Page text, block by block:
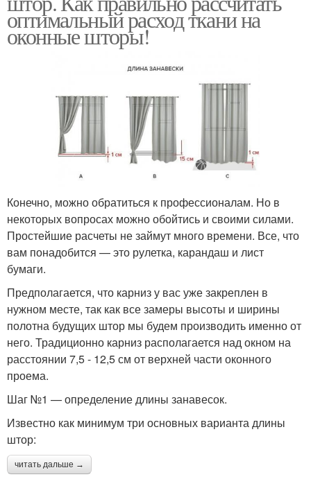
оптимальный расход ткани на
оконные шторы!
Конечно, можно обратиться к профессионалам. Но в
некоторых вопросах можно обойтись и своими силами.
Простейшие расчеты не займут много времени. Все, что
вам понадобится — это рулетка, карандаш и лист
бумаги.
Предполагается, что карниз у вас уже закреплен в
нужном месте, так как все замеры высоты и ширины
полотна будущих штор мы будем производить именно от
него. Традиционно карниз располагается над окном на
расстоянии 7,5 - 12,5 см от верхней части оконного
проема.
Шаг №1 — определение длины занавесок.
Известно как минимум три основных варианта длины
штор:
читать дальше →